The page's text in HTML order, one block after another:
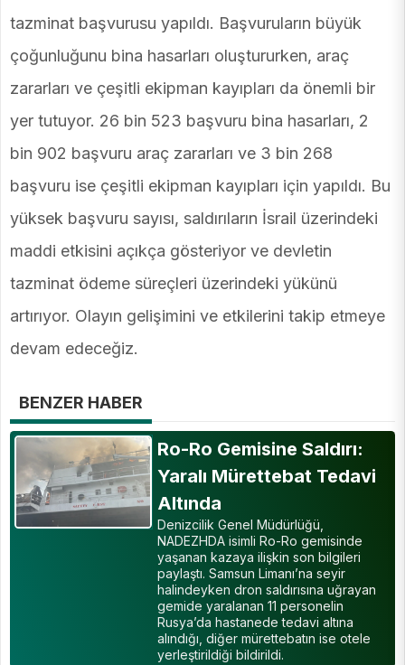
tazminat başvurusu yapıldı. Başvuruların büyük
çoğunluğunu bina hasarları oluştururken, araç
zararları ve çeşitli ekipman kayıpları da önemli bir
yer tutuyor. 26 bin 523 başvuru bina hasarları, 2
bin 902 başvuru araç zararları ve 3 bin 268
başvuru ise çeşitli ekipman kayıpları için yapıldı. Bu
yüksek başvuru sayısı, saldırıların İsrail üzerindeki
maddi etkisini açıkça gösteriyor ve devletin
tazminat ödeme süreçleri üzerindeki yükünü
artırıyor. Olayın gelişimini ve etkilerini takip etmeye
devam edeceğiz.
BENZER HABER
Ro-Ro Gemisine Saldırı:
Yaralı Mürettebat Tedavi
Altında
Denizcilik Genel Müdürlüğü,
NADEZHDA isimli Ro-Ro gemisinde
yaşanan kazaya ilişkin son bilgileri
paylaştı. Samsun Limanı’na seyir
halindeyken dron saldırısına uğrayan
gemide yaralanan 11 personelin
Rusya’da hastanede tedavi altına
alındığı, diğer mürettebatın ise otele
yerleştirildiği bildirildi.